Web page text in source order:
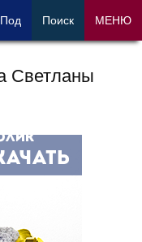
Светланы
Под Поиск МЕНЮ